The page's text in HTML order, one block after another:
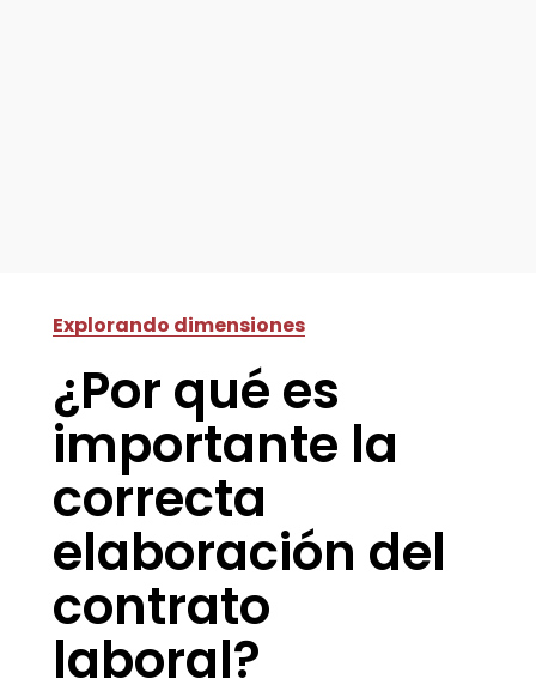
Explorando dimensiones
¿Por qué es
importante la
correcta
elaboración del
contrato
laboral?